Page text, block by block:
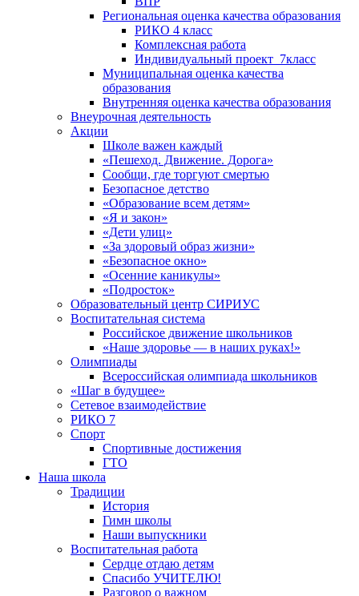
Региональная оценка качества образования
РИКО 4 класс
Комплексная работа
Индивидуальный проект_7класс
Муниципальная оценка качества
образования
Внутренняя оценка качества образования
Внеурочная деятельность
Акции
Школе важен каждый
«Пешеход. Движение. Дорога»
Сообщи, где торгуют смертью
Безопасное детство
«Образование всем детям»
«Я и закон»
«Дети улиц»
«За здоровый образ жизни»
«Безопасное окно»
«Осенние каникулы»
«Подросток»
Образовательный центр СИРИУС
Воспитательная система
Российское движение школьников
«Наше здоровье — в наших руках!»
Олимпиады
Всероссийская олимпиада школьников
«Шаг в будущее»
Сетевое взаимодействие
РИКО 7
Спорт
Спортивные достижения
ГТО
Наша школа
Традиции
История
Гимн школы
Наши выпускники
Воспитательная работа
Сердце отдаю детям
Спасибо УЧИТЕЛЮ!
Разговор о важном